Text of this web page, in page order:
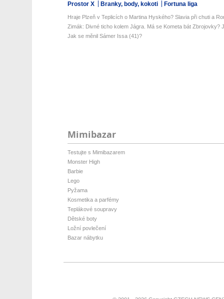
Prostor X Branky, body, kokoti Fortuna liga
Hraje Plzeň v Teplicích o Martina Hyského? Slavia při chuti a
Zimák: Divné ticho kolem Jágra. Má se Kometa bát Zbrojovky?
Jak se měnil Sámer Issa (41)?
Mimibazar
Testujte s Mimibazarem
Monster High
Barbie
Lego
Pyžama
Kosmetika a parfémy
Teplákové soupravy
Dětské boty
Ložní povlečení
Bazar nábytku